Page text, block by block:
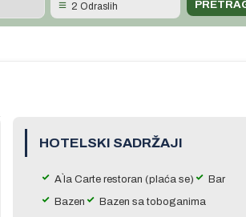
2 Odraslih
HOTELSKI SADRŽAJI
A`la Carte restoran (plaća se)
Bar
Bazen
Bazen sa toboganima